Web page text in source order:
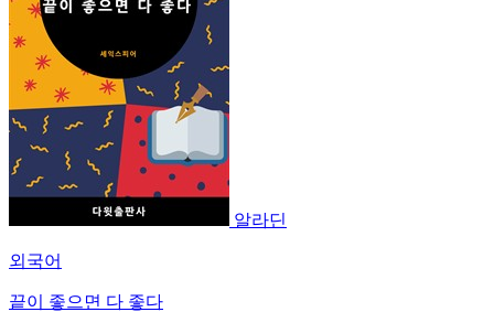
알라딘
외국어
끝이 좋으면 다 좋다